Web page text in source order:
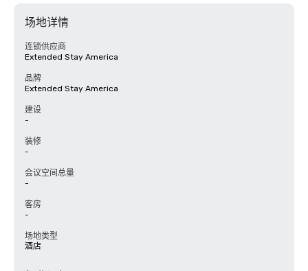
场地详情
连锁供应商
Extended Stay America
品牌
Extended Stay America
建设
-
装修
-
会议空间总量
-
客房
-
场地类型
酒店